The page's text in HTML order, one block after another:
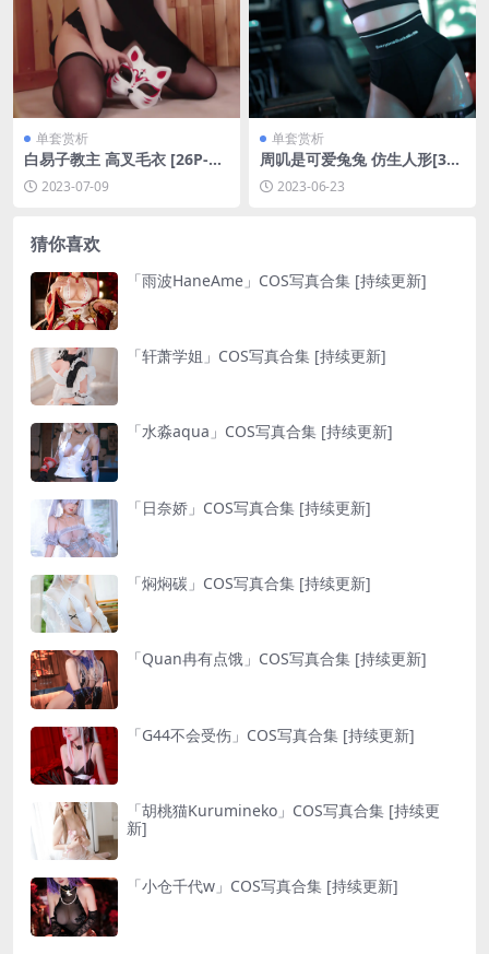
单套赏析
白易子教主 高叉毛衣 [26P-38
MB]2023-07-09
单套赏析
周叽是可爱兔兔 仿生人形[38P
-877MB]
2023-06-23
猜你喜欢
「雨波HaneAme」COS写真合集 [持续更新]
「轩萧学姐」COS写真合集 [持续更新]
「水淼aqua」COS写真合集 [持续更新]
「日奈娇」COS写真合集 [持续更新]
「焖焖碳」COS写真合集 [持续更新]
「Quan冉有点饿」COS写真合集 [持续更新]
「G44不会受伤」COS写真合集 [持续更新]
「胡桃猫Kurumineko」COS写真合集 [持续更
新]
「小仓千代w」COS写真合集 [持续更新]